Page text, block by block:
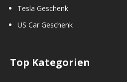
Tesla Geschenk
US Car Geschenk
Top Kategorien